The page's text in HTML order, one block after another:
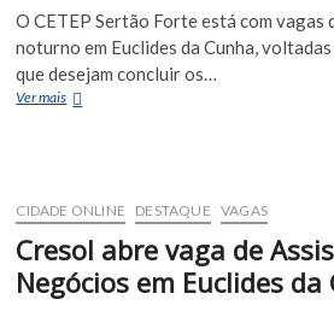
salário
de
R$
2,5
mil
O CETEP Sertão Forte está com
noturno em Euclides da Cunha,
que desejam concluir os…
Ver maisCETEP
para
cursos
noturnos
em
Euclides
CIDADE ONLINE DESTAQUE VAGAS
Cresol abre vaga de
Negócios em Euclides da